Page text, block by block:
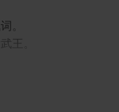
。
王。
·释诂》：‘艾，